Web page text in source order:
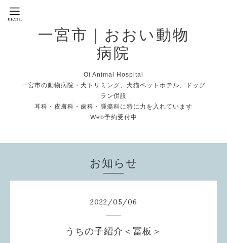
一宮市｜おおい動物
病院
Oi Animal Hospital
一宮市の動物病院・犬トリミング、犬猫ペットホテル、ドッグ
ラン併設
耳科・皮膚科・歯科・腫瘍科に特に力を入れています
Web予約受付中
お知らせ
2022/05/06
うちの子紹介＜冨板＞